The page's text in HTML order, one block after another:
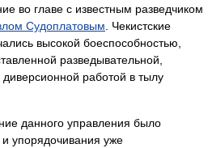
во главе с известным разведчиком
Судоплатовым . Чекистские
высокой боеспособностью,
разведывательной,
работой в тылу
данного управления было
упорядочивания уже